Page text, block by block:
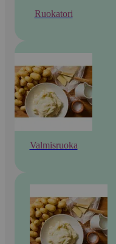
Ruokatori
Valmisruoka